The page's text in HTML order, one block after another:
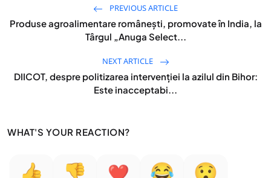
PREVIOUS ARTICLE
Produse agroalimentare româneşti, promovate în India, la
Târgul „Anuga Select...
NEXT ARTICLE
DIICOT, despre politizarea intervenției la azilul din Bihor:
Este inacceptabi...
WHAT'S YOUR REACTION?